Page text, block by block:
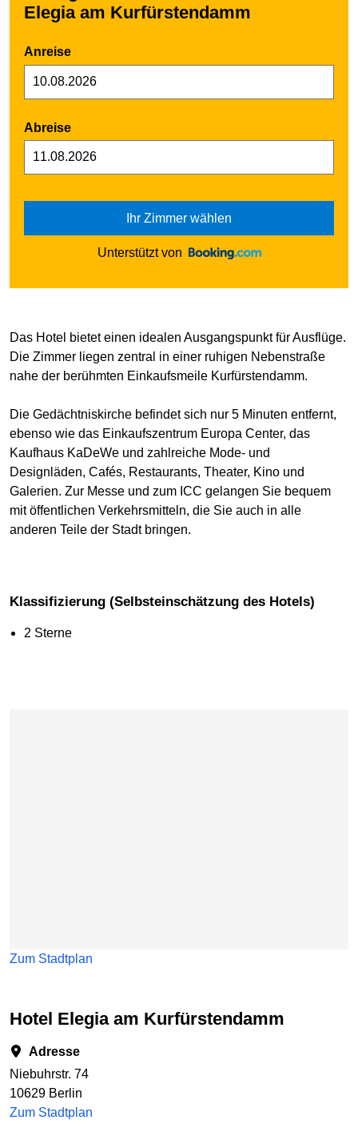
Elegia am Kurfürstendamm
Anreise
Abreise
Ihr Zimmer wählen
Unterstützt von
Das Hotel bietet einen idealen Ausgangspunkt für Ausflüge.
Die Zimmer liegen zentral in einer ruhigen Nebenstraße
nahe der berühmten Einkaufsmeile Kurfürstendamm.
Die Gedächtniskirche befindet sich nur 5 Minuten entfernt,
ebenso wie das Einkaufszentrum Europa Center, das
Kaufhaus KaDeWe und zahlreiche Mode- und
Designläden, Cafés, Restaurants, Theater, Kino und
Galerien. Zur Messe und zum ICC gelangen Sie bequem
mit öffentlichen Verkehrsmitteln, die Sie auch in alle
anderen Teile der Stadt bringen.
Klassifizierung (Selbsteinschätzung des Hotels)
2 Sterne
Zum Stadtplan
Hotel Elegia am Kurfürstendamm
Adresse
Niebuhrstr. 74
10629 Berlin
Zum Stadtplan